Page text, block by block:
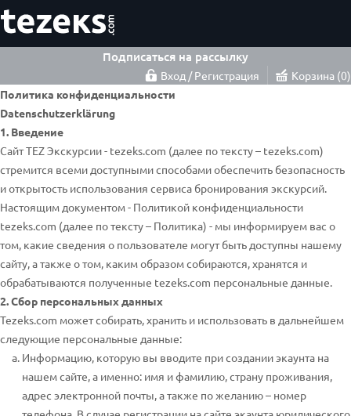
Подписаться на рассылку
Вход / Регистрация Корзина 0
Политика конфиденциальности
Datenschutzerklärung
1. Введение
Сайт TEZ Экскурсии - tezeks.com (далее по тексту – tezeks.com)
стремится всеми доступными способами обеспечить безопасность
и открытость использования сервиса бронирования экскурсий.
Настоящим документом - Политикой конфиденциальности
tezeks.com (далее по тексту – Политика) - мы информируем вас о
том, какие сведения о пользователе могут быть доступны нашему
сайту, а также о том, каким образом собираются, хранятся и
обрабатываются полученные tezeks.com персональные данные.
2. Сбор персональных данных
Tezeks.com может собирать, хранить и использовать в дальнейшем
следующие персональные данные:
Информацию, которую вы вводите при создании экаунта на
нашем сайте, а именно: имя и фамилию, страну проживания,
адрес электронной почты, а также по желанию – номер